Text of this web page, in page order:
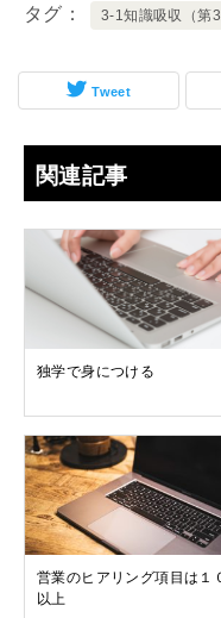
タグ 3-1知識吸収（第3
Tweet
関連記事
独学で身につける
営業のヒアリング項目は１
以上